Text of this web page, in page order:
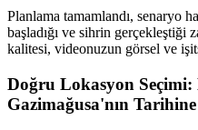
Planlama tamamlandı, senaryo
başladığı ve sihrin gerçekleştiği
kalitesi, videonuzun görsel ve
Doğru Lokasyon Seçimi:
Gazimağusa'nın Tarihine